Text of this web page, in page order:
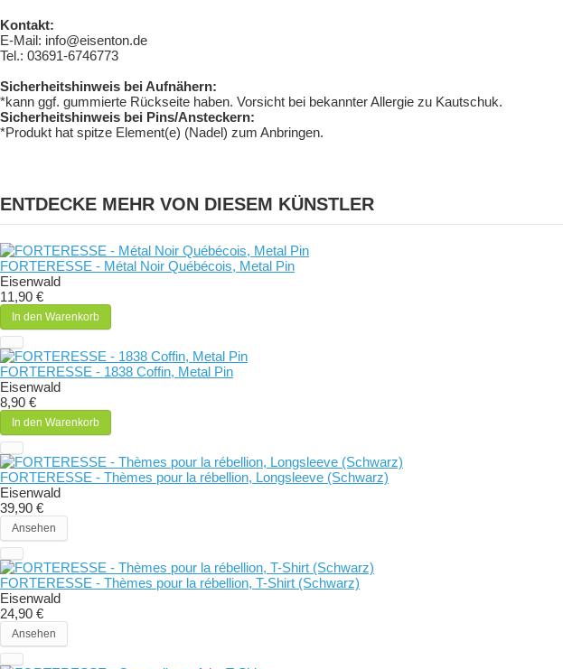
Kontakt:
E-Mail: info@eisenton.de
Tel.: 03691-6746773
Sicherheitshinweis bei Aufnähern:
*kann ggf. gummierte Rückseite haben. Vorsicht bei bekannter Allergie zu Kautschuk.
Sicherheitshinweis bei Pins/Ansteckern:
*Produkt hat spitze Element(e) (Nadel) zum Anbringen.
ENTDECKE MEHR VON DIESEM KÜNSTLER
FORTERESSE - Métal Noir Québécois, Metal Pin
Eisenwald
11,90 €
In den Warenkorb
FORTERESSE - 1838 Coffin, Metal Pin
Eisenwald
8,90 €
In den Warenkorb
FORTERESSE - Thèmes pour la rébellion, Longsleeve (Schwarz)
Eisenwald
39,90 €
Ansehen
FORTERESSE - Thèmes pour la rébellion, T-Shirt (Schwarz)
Eisenwald
24,90 €
Ansehen